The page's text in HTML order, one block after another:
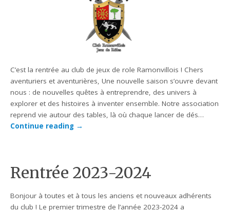
C’est la rentrée au club de jeux de role Ramonvillois ! Chers
aventuriers et aventurières, Une nouvelle saison s’ouvre devant
nous : de nouvelles quêtes à entreprendre, des univers à
explorer et des histoires à inventer ensemble. Notre association
reprend vie autour des tables, là où chaque lancer de dés…
Continue reading →
Rentrée 2023-2024
Bonjour à toutes et à tous les anciens et nouveaux adhérents
du club ! Le premier trimestre de l’année 2023-2024 a